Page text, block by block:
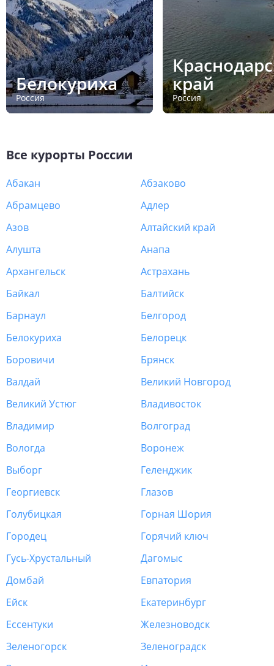
Белокуриха
Россия
край
Россия
Все курорты России
Абакан
Абзаково
Абрамцево
Адлер
Азов
Алтайский край
Алушта
Анапа
Архангельск
Астрахань
Байкал
Балтийск
Барнаул
Белгород
Белокуриха
Белорецк
Боровичи
Брянск
Валдай
Великий Новгород
Великий Устюг
Владивосток
Владимир
Волгоград
Вологда
Воронеж
Выборг
Геленджик
Георгиевск
Глазов
Голубицкая
Горная Шория
Городец
Горячий ключ
Гусь-Хрустальный
Дагомыс
Домбай
Евпатория
Ейск
Екатеринбург
Ессентуки
Железноводск
Зеленогорск
Зеленоградск